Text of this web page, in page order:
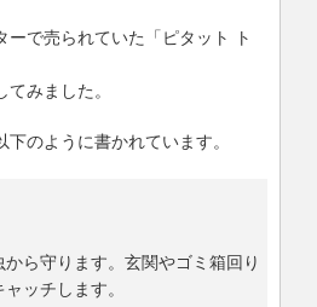
ーで売られていた「ピタット ト
みました。
のように書かれています。
ら守ります。玄関やゴミ箱回り
ッチします。